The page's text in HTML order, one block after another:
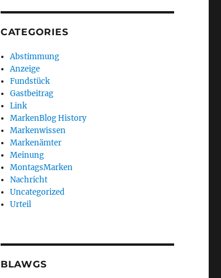
CATEGORIES
Abstimmung
Anzeige
Fundstück
Gastbeitrag
Link
MarkenBlog History
Markenwissen
Markenämter
Meinung
MontagsMarken
Nachricht
Uncategorized
Urteil
BLAWGS